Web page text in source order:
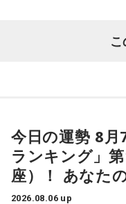
分かれていて。知事選
民党県連会長にもなれ
ね」
放送ではさらにドンの
この出来事をきっかけ
た。思いを伝えようと
ちゃくちゃだし、早口
らせてしまいました」
た。
（左から）パーソナリ
ゴリさんは、1972年沖
らわずか1週間後に生ま
代の同級生・川田広樹
エティ番組などで人気
としても活動。2019年
今日の運勢 8月
ランキング」
座）！ あなた
2026.08.06 up